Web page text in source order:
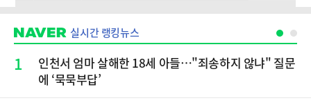
실시간 랭킹뉴스
1
인천서 엄마 살해한 18세 아들…"죄송하지 않냐" 질문
에 ‘묵묵부답’